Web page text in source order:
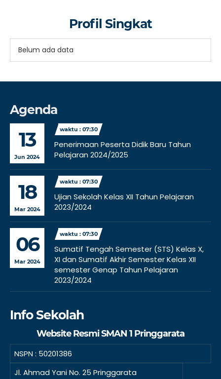
Profil Singkat
Belum ada data
Agenda
13
Jun 2024
waktu : 07:30
Penerimaan Peserta Didik Baru Tahun
Pelajaran 2024/2025
18
Mar 2024
waktu : 07:30
Ujian Sekolah Kelas XII Tahun Pelajaran
2023/2024
06
Mar 2024
waktu : 07:30
Sumatif Tengah Semester (STS) Kelas X,
XI dan Sumatif Akhir Semester Kelas XII
semester Genap Tahun Pelajaran
2023/2024
Info Sekolah
Website Resmi SMAN 1 Pringgarata
NSPN : 50201386
Jl. Ahmad Yani No. 25 Pringgarata